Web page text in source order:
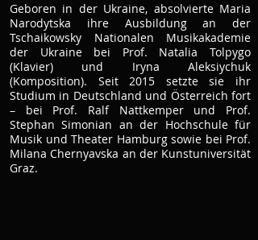
Geboren in der Ukraine, absolvierte Maria
Narodytska ihre Ausbildung an der
Tschaikowsky Nationalen Musikakademie
der Ukraine bei Prof. Natalia Tolpygo
(Klavier) und Iryna Aleksiychuk
(Komposition). Seit 2015 setzte sie ihr
Studium in Deutschland und Österreich fort
– bei Prof. Ralf Nattkemper und Prof.
Stephan Simonian an der Hochschule für
Musik und Theater Hamburg sowie bei Prof.
Milana Chernyavska an der Kunstuniversität
Graz.